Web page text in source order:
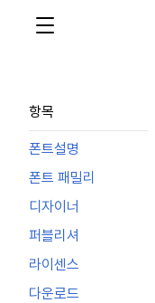
항목
폰트설명
폰트 패밀리
디자이너
퍼블리셔
라이센스
다운로드